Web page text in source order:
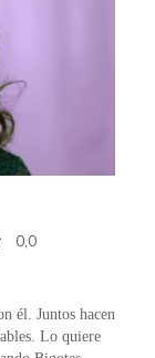
0,0
él. Juntos hacen
Lo quiere